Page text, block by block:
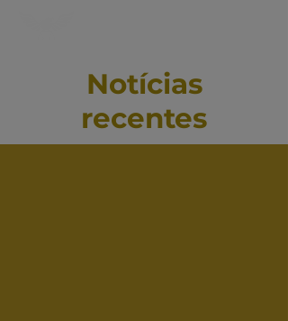
Notícias
recentes